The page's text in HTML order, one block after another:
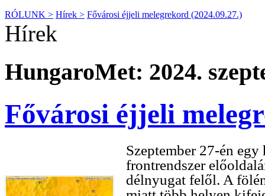
RÓLUNK > Hírek > Fővárosi éjjeli melegrekord (2024.09.27.)
Hírek
HungaroMet: 2024.
Fővárosi éjjeli
Szeptember 27-én
frontrendszer
délnyugat felől. A